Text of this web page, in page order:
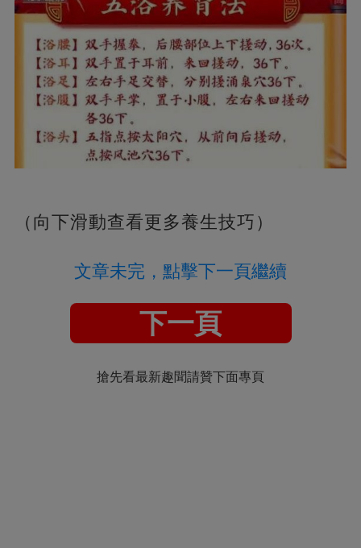
（向下滑動查看更多養生技巧）
文章未完，點擊下一頁繼續
下一頁
搶先看最新趣聞請贊下面專頁